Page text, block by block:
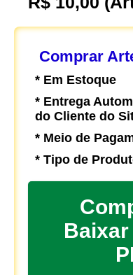
Comprar
* Em Estoque
* Entrega
do Cliente do
* Meio de
* Tipo de